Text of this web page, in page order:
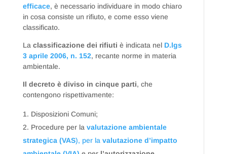
efficace, è necessario individuare in modo chiaro
in cosa consiste un rifiuto, e come esso viene
classificato.
La classificazione dei rifiuti è indicata nel D.lgs
3 aprile 2006, n. 152, recante norme in materia
ambientale.
Il decreto è diviso in cinque parti, che
contengono rispettivamente:
Disposizioni Comuni;
Procedure per la valutazione ambientale
strategica (VAS), per la valutazione d’impatto